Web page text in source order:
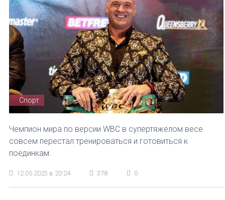
Спорт
Чемпион мира по версии WBC в супертяжелом весе
совсем перестал тренироваться и готовиться к
поединкам.
12.05.2023 в 20:24 378 0